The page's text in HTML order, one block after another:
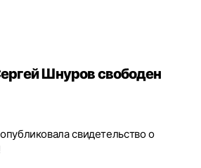
Шнуров свободен
свидетельство о